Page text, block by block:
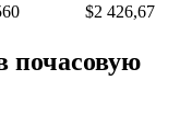
$2 426,67
почасовую